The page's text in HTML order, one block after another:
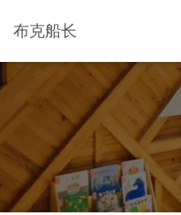
布克船长